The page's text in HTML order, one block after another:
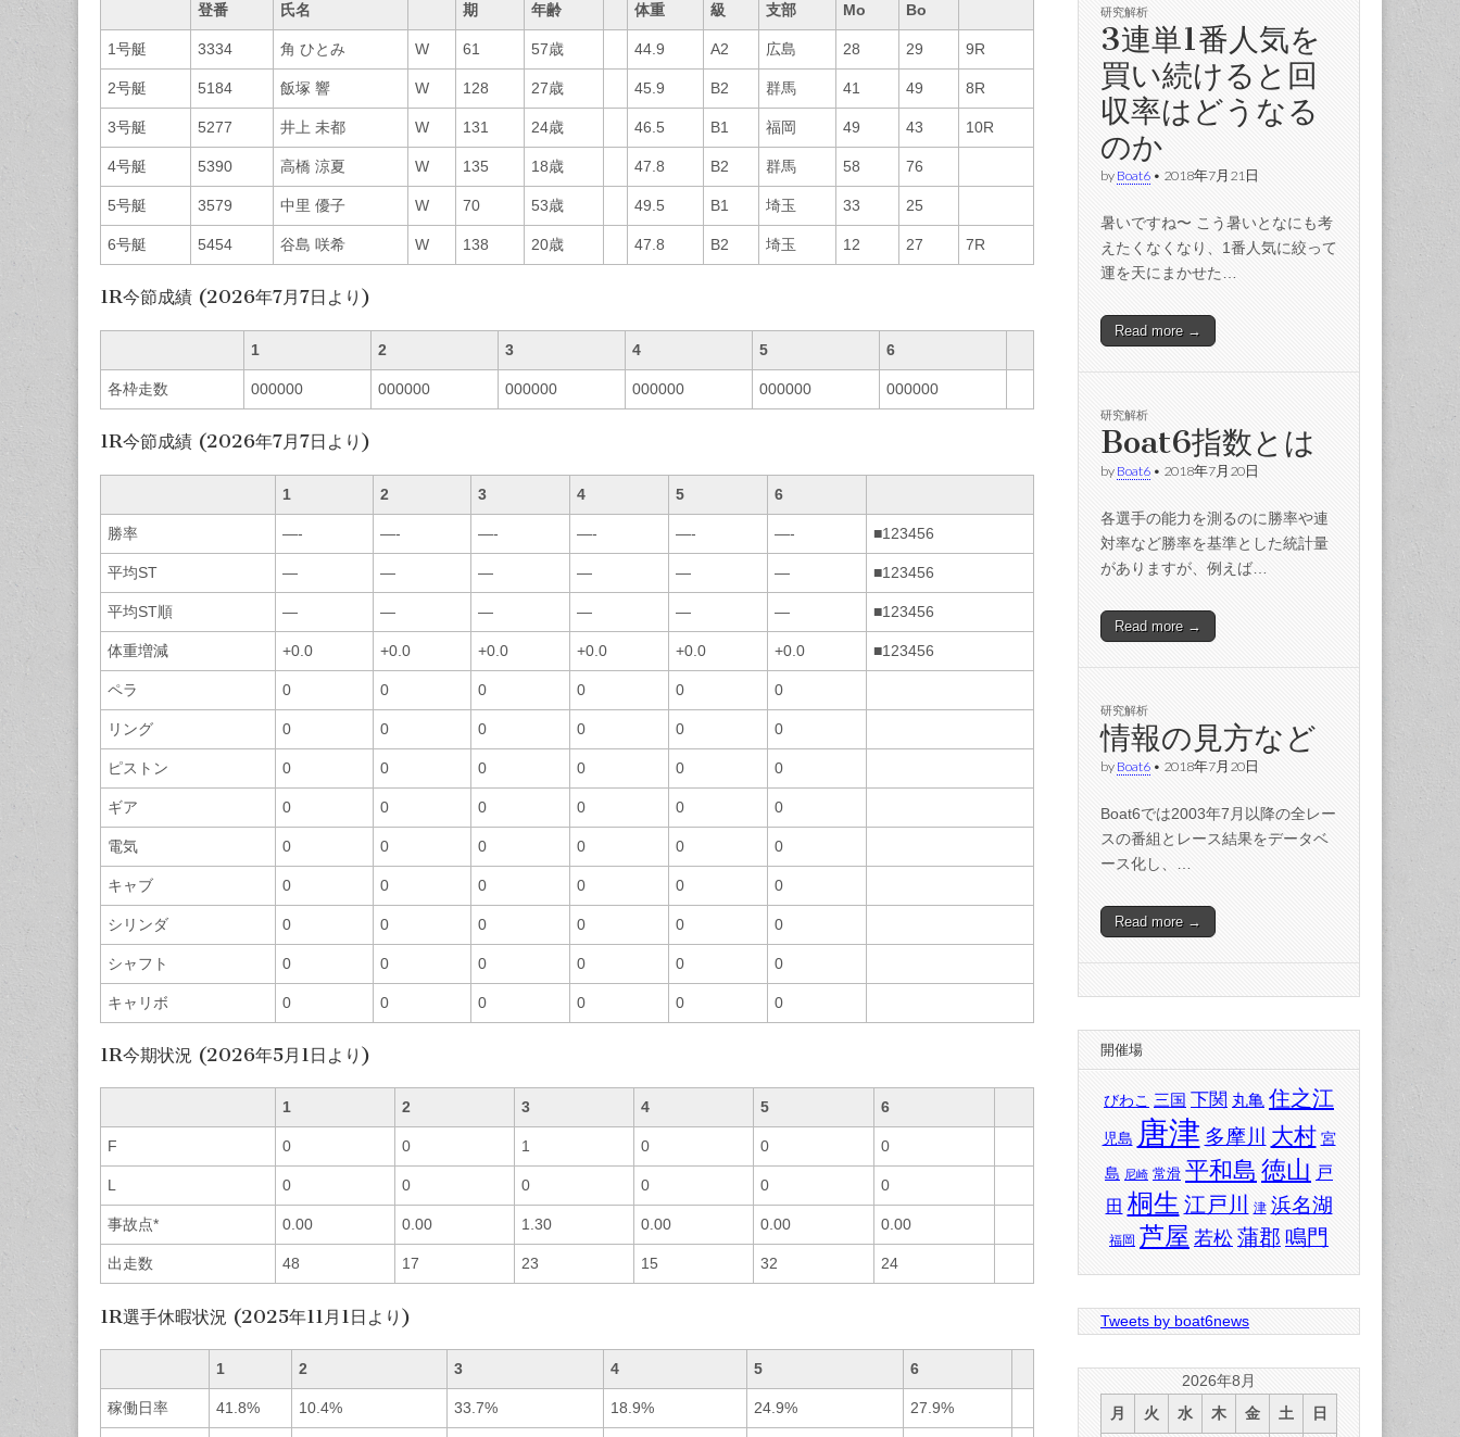
登番 氏名 期 年齢 体重 級 支部 Mo Bo
1号艇 3334 角 ひとみ W 61 57歳 44.9 A2 広島 28 29 9R
2号艇 5184 飯塚 響 W 128 27歳 45.9 B2 群馬 41 49 8R
3号艇 5277 井上 未都 W 131 24歳 46.5 B1 福岡 49 43 10R
4号艇 5390 高橋 涼夏 W 135 18歳 47.8 B2 群馬 58 76
5号艇 3579 中里 優子 W 70 53歳 49.5 B1 埼玉 33 25
6号艇 5454 谷島 咲希 W 138 20歳 47.8 B2 埼玉 12 27 7R
1R今節成績 (2026年7月7日より)
1 2 3 4 5 6
各枠走数 000000 000000 000000 000000 000000 000000
1R今節成績 (2026年7月7日より)
1 2 3 4 5 6
勝率 —- —- —- —- —- —- ■123456
平均ST — — — — — — ■123456
平均ST順 — — — — — — ■123456
体重増減 +0.0 +0.0 +0.0 +0.0 +0.0 +0.0 ■123456
ペラ 0 0 0 0 0 0
リング 0 0 0 0 0 0
ピストン 0 0 0 0 0 0
ギア 0 0 0 0 0 0
電気 0 0 0 0 0 0
キャブ 0 0 0 0 0 0
シリンダ 0 0 0 0 0 0
シャフト 0 0 0 0 0 0
キャリボ 0 0 0 0 0 0
1R今期状況 (2026年5月1日より)
1 2 3 4 5 6
F 0 0 1 0 0 0
L 0 0 0 0 0 0
事故点* 0.00 0.00 1.30 0.00 0.00 0.00
出走数 48 17 23 15 32 24
1R選手休暇状況 (2025年11月1日より)
1 2 3 4 5 6
稼働日率 41.8% 10.4% 33.7% 18.9% 24.9% 27.9%
研究解析
3連単1番人気を
買い続けると回
収率はどうなる
のか
by Boat6 • 2018年7月21日
暑いですね〜 こう暑いとなにも考
えたくなくなり、1番人気に絞って
運を天にまかせた…
Read more →
研究解析
Boat6指数とは
by Boat6 • 2018年7月20日
各選手の能力を測るのに勝率や連
対率など勝率を基準とした統計量
がありますが、例えば…
Read more →
研究解析
情報の見方など
by Boat6 • 2018年7月20日
Boat6では2003年7月以降の全レー
スの番組とレース結果をデータベ
ース化し、…
Read more →
開催場
びわこ 三国 下関 丸亀 住之江
児島 唐津 多摩川 大村 宮
島 尼崎 常滑 平和島 徳山 戸
田 桐生 江戸川 津 浜名湖
福岡 芦屋 若松 蒲郡 鳴門
Tweets by boat6news
2026年8月
月
火 水 木 金 土 日